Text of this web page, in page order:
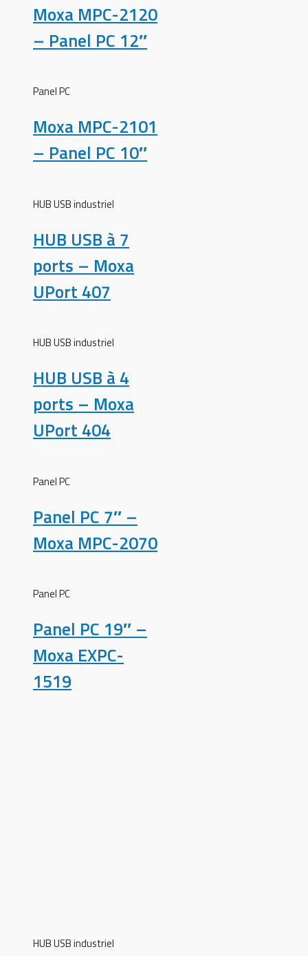
Moxa MPC-2120
– Panel PC 12″
Panel PC
Moxa MPC-2101
– Panel PC 10″
HUB USB industriel
HUB USB à 7
ports – Moxa
UPort 407
HUB USB industriel
HUB USB à 4
ports – Moxa
UPort 404
Panel PC
Panel PC 7″ –
Moxa MPC-2070
Panel PC
Panel PC 19″ –
Moxa EXPC-
1519
HUB USB industriel